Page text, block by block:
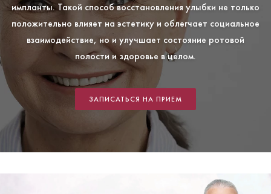
импланты. Такой способ восстановления улыбки не только
положительно влияет на эстетику и облегчает социальное
взаимодействие, но и улучшает состояние ротовой
полости и здоровье в целом.
ЗАПИСАТЬСЯ НА ПРИЕМ